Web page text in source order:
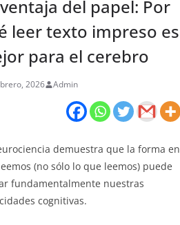
del papel: Por
leer texto impreso es
para el cerebro
2026 Admin
demuestra que la forma en
(no sólo lo que leemos) puede
fundamentalmente nuestras
cognitivas.